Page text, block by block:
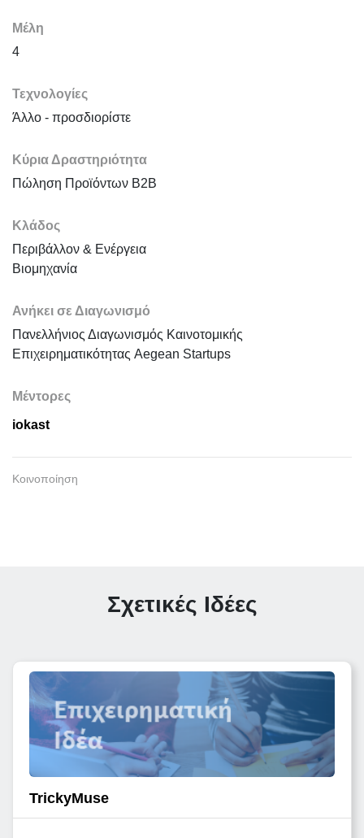
Μέλη
4
Τεχνολογίες
Άλλo - προσδιορίστε
Κύρια Δραστηριότητα
Πώληση Προϊόντων B2B
Κλάδος
Περιβάλλον & Ενέργεια
Βιομηχανία
Ανήκει σε Διαγωνισμό
Πανελλήνιος Διαγωνισμός Καινοτομικής
Επιχειρηματικότητας Aegean Startups
Μέντορες
iokast
Κοινοποίηση
Σχετικές Ιδέες
TrickyMuse